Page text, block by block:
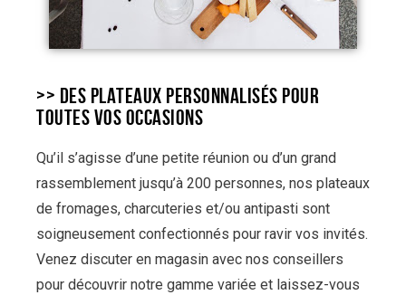
>> DES PLATEAUX PERSONNALISÉS POUR
TOUTES VOS OCCASIONS
Qu’il s’agisse d’une petite réunion ou d’un grand
rassemblement jusqu’à 200 personnes, nos plateaux
de fromages, charcuteries et/ou antipasti sont
soigneusement confectionnés pour ravir vos invités.
Venez discuter en magasin avec nos conseillers
pour découvrir notre gamme variée et laissez-vous